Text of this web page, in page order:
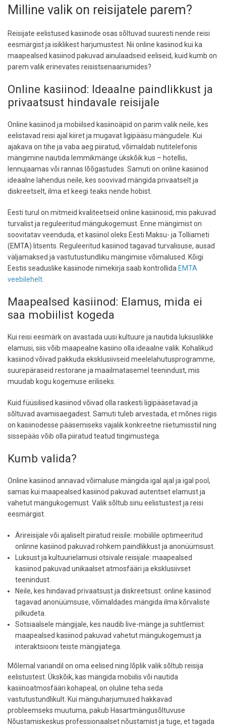
Milline valik on reisijatele parem?
Reisijate eelistused kasiinode osas sõltuvad suuresti nende reisi
eesmärgist ja isiklikest harjumustest. Nii online kasiinod kui ka
maapealsed kasiinod pakuvad ainulaadseid eeliseid, kuid kumb on
parem valik erinevates reisistsenaariumides?
Online kasiinod: Ideaalne paindlikkust ja
privaatsust hindavale reisijale
Online kasiinod ja mobiilsed kasiinoäpid on parim valik neile, kes
eelistavad reisi ajal kiiret ja mugavat ligipääsu mängudele. Kui
ajakava on tihe ja vaba aeg piiratud, võimaldab nutitelefonis
mängimine nautida lemmikmänge ükskõik kus – hotellis,
lennujaamas või rannas lõõgastudes. Samuti on online kasiinod
ideaalne lahendus neile, kes soovivad mängida privaatselt ja
diskreetselt, ilma et keegi teaks nende hobist.
Eesti turul on mitmeid kvaliteetseid online kasiinosid, mis pakuvad
turvalist ja reguleeritud mängukogemust. Enne mängimist on
soovitatav veenduda, et kasiinol oleks Eesti Maksu- ja Tolliameti
(EMTA) litsents. Reguleeritud kasiinod tagavad turvalisuse, ausad
väljamaksed ja vastutustundliku mängimise võimalused. Kõigi
Eestis seaduslike kasiinode nimekirja saab kontrollida EMTA
veebilehelt
Maapealsed kasiinod: Elamus, mida ei
saa mobiilist kogeda
Kui reisi eesmärk on avastada uusi kultuure ja nautida luksuslikke
elamusi, siis võib maapealne kasiino olla ideaalne valik. Kohalikud
kasiinod võivad pakkuda eksklusiivseid meelelahutusprogramme,
suurepäraseid restorane ja maailmatasemel teenindust, mis
muudab kogu kogemuse eriliseks.
Kuid füüsilised kasiinod võivad olla raskesti ligipääsetavad ja
sõltuvad avamisaegadest. Samuti tuleb arvestada, et mõnes riigis
on kasiinodesse pääsemiseks vajalik konkreetne riietumisstiil ning
sissepääs võib olla piiratud teatud tingimustega.
Kumb valida?
Online kasiinod annavad võimaluse mängida igal ajal ja igal pool,
samas kui maapealsed kasiinod pakuvad autentset elamust ja
vahetut mängukogemust. Valik sõltub sinu eelistustest ja reisi
eesmärgist.
Ärireisijale või ajaliselt piiratud reisile: mobiilile optimeeritud
onlinne kasiinod pakuvad rohkem paindlikkust ja anonüümsust.
Luksust ja kultuurielamusi otsivale reisijale: maapealsed
kasiinod pakuvad unikaalset atmosfääri ja eksklusiivset
teenindust.
Neile, kes hindavad privaatsust ja diskreetsust: online kasiinod
tagavad anonüümsuse, võimaldades mängida ilma kõrvaliste
pilkudeta.
Sotsiaalsele mängijale, kes naudib live-mänge ja suhtlemist:
maapealsed kasiinod pakuvad vahetut mängukogemust ja
interaktsiooni teiste mängijatega.
Mõlemal variandil on oma eelised ning lõplik valik sõltub reisija
eelistustest. Ükskõik, kas mängida mobiilis või nautida
kasiinoatmosfääri kohapeal, on oluline teha seda
vastutustundlikult. Kui mänguharjumused hakkavad
probleemseks muutuma, pakub Hasartmängusõltuvuse
Nõustamiskeskus professionaalset nõustamist ja tuge, et tagada